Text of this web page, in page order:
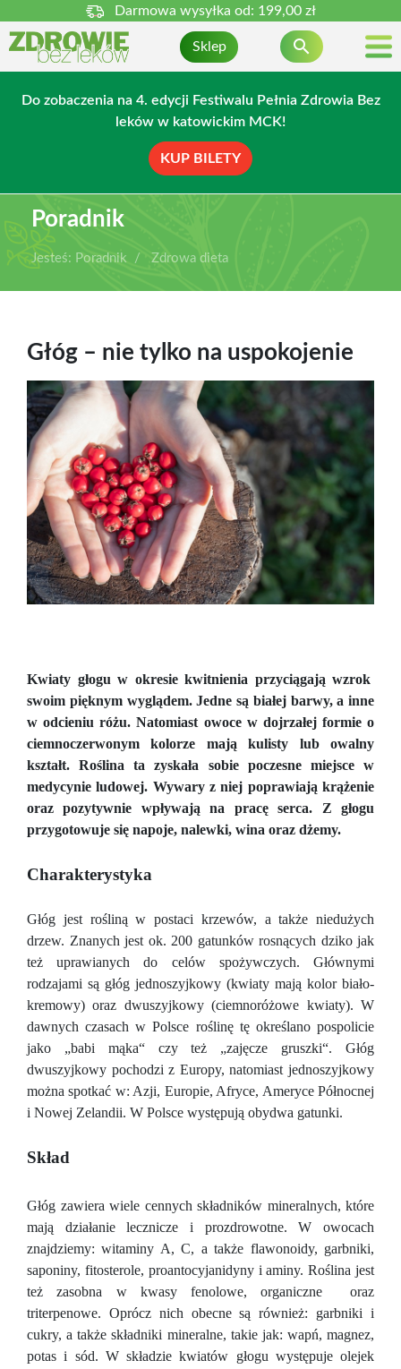
Darmowa wysyłka od: 199,00 zł
Sklep 
Do zobaczenia na 4. edycji Festiwalu Pełnia Zdrowia Bez
leków w katowickim MCK!
KUP BILETY
Poradnik
Jesteś: Poradnik Zdrowa dieta
Głóg – nie tylko na uspokojenie
Kwiaty głogu w okresie kwitnienia przyciągają wzrok
swoim pięknym wyglądem. Jedne są białej barwy, a inne
w odcieniu różu. Natomiast owoce w dojrzałej formie o
ciemnoczerwonym kolorze mają kulisty lub owalny
kształt. Roślina ta zyskała sobie poczesne miejsce w
medycynie ludowej. Wywary z niej poprawiają krążenie
oraz pozytywnie wpływają na pracę serca. Z głogu
przygotowuje się napoje, nalewki, wina oraz dżemy.
Charakterystyka
Głóg jest rośliną w postaci krzewów, a także niedużych
drzew. Znanych jest ok. 200 gatunków rosnących dziko jak
też uprawianych do celów spożywczych. Głównymi
rodzajami są głóg jednoszyjkowy (kwiaty mają kolor biało-
kremowy) oraz dwuszyjkowy (ciemnoróżowe kwiaty). W
dawnych czasach w Polsce roślinę tę określano pospolicie
jako „babi mąka“ czy też „zajęcze gruszki“. Głóg
dwuszyjkowy pochodzi z Europy, natomiast jednoszyjkowy
można spotkać w: Azji, Europie, Afryce, Ameryce Północnej
i Nowej Zelandii. W Polsce występują obydwa gatunki.
Skład
Głóg zawiera wiele cennych składników mineralnych, które
mają działanie lecznicze i prozdrowotne. W owocach
znajdziemy: witaminy A, C, a także flawonoidy, garbniki,
saponiny, fitosterole, proantocyjanidyny i aminy. Roślina jest
też zasobna w kwasy fenolowe, organiczne oraz
triterpenowe. Oprócz nich obecne są również: garbniki i
cukry, a także składniki mineralne, takie jak: wapń, magnez,
potas i sód. W składzie kwiatów głogu występuje olejek